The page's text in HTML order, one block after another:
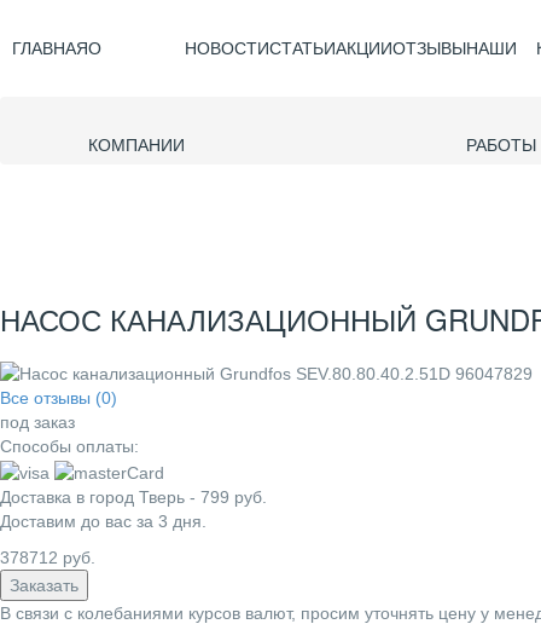
ГЛАВНАЯО
КОМПАНИИ
НОВОСТИСТАТЬИАКЦИИОТЗЫВЫНАШИ
РАБОТЫ
НАСОС КАНАЛИЗАЦИОННЫЙ
Все отзывы (0)
под заказ
Способы оплаты:
Доставка в город Тверь - 799 руб.
Доставим до вас за 3 дня.
378712 руб.
Заказать
В связи с колебаниями курсов валют, просим уточнять цену у